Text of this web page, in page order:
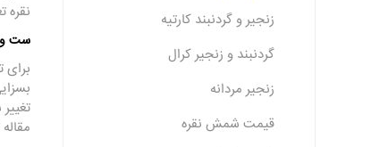
ست
زنجیر و گردنبند کارتیه
گردنبند و زنجیر کرال
زنجیر مردانه
قیمت شمش نقره